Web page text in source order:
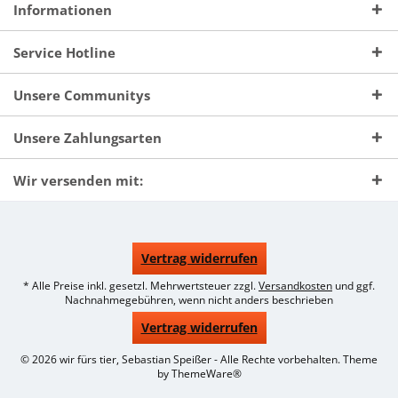
Informationen
Service Hotline
Unsere Communitys
Unsere Zahlungsarten
Wir versenden mit:
Vertrag widerrufen
* Alle Preise inkl. gesetzl. Mehrwertsteuer zzgl.Versandkosten und ggf.
Nachnahmegebühren, wenn nicht anders beschrieben
Vertrag widerrufen
© 2026 wir fürs tier, Sebastian Speißer - Alle Rechte vorbehalten. Theme
byThemeWare®